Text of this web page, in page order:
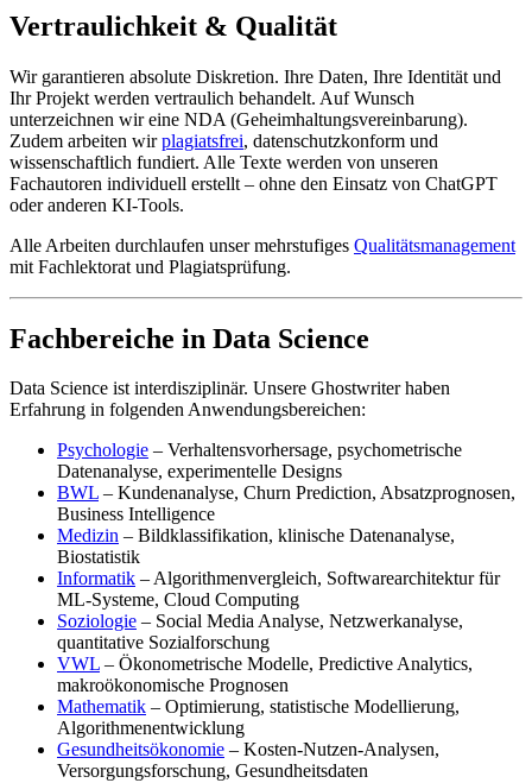
Vertraulichkeit & Qualität
Wir garantieren absolute Diskretion. Ihre Daten, Ihre Identität und
Ihr Projekt werden vertraulich behandelt. Auf Wunsch
unterzeichnen wir eine NDA (Geheimhaltungsvereinbarung).
Zudem arbeiten wirplagiatsfrei, datenschutzkonform und
wissenschaftlich fundiert. Alle Texte werden von unseren
Fachautoren individuell erstellt – ohne den Einsatz von ChatGPT
oder anderen KI-Tools.
Alle Arbeiten durchlaufen unser mehrstufiges Qualitätsmanagement
mit Fachlektorat und Plagiatsprüfung.
Fachbereiche in Data Science
Data Science ist interdisziplinär. Unsere Ghostwriter haben
Erfahrung in folgenden Anwendungsbereichen:
Psychologie – Verhaltensvorhersage, psychometrische
Datenanalyse, experimentelle Designs
BWL – Kundenanalyse, Churn Prediction, Absatzprognosen,
Business Intelligence
Medizin – Bildklassifikation, klinische Datenanalyse,
Biostatistik
Informatik – Algorithmenvergleich, Softwarearchitektur für
ML-Systeme, Cloud Computing
Soziologie – Social Media Analyse, Netzwerkanalyse,
quantitative Sozialforschung
VWL – Ökonometrische Modelle, Predictive Analytics,
makroökonomische Prognosen
Mathematik – Optimierung, statistische Modellierung,
Algorithmenentwicklung
Gesundheitsökonomie – Kosten-Nutzen-Analysen,
Versorgungsforschung, Gesundheitsdaten